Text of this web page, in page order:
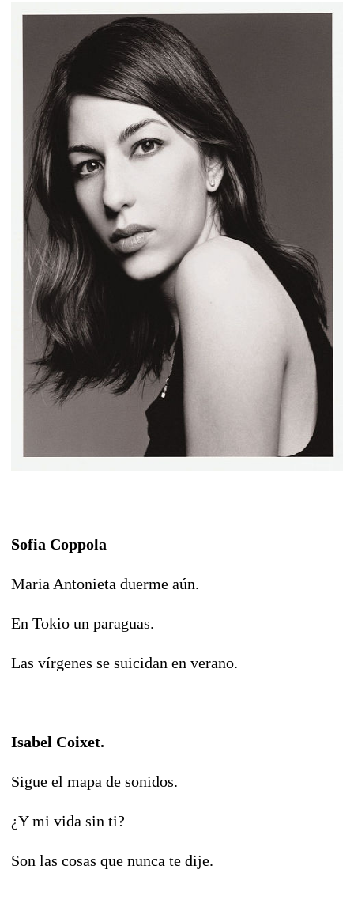
Sofia Coppola
Maria Antonieta duerme aún.
En Tokio un paraguas.
Las vírgenes se suicidan en verano.
Isabel Coixet.
Sigue el mapa de sonidos.
¿Y mi vida sin ti?
Son las cosas que nunca te dije.